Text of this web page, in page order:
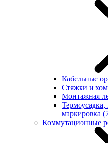
Кабельные
Стяжки и
Монтажная
маркировка
Коммутационные